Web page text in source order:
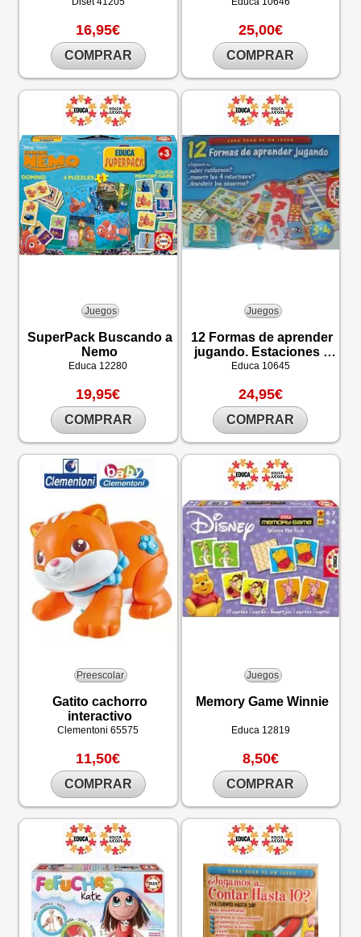
16,95€
COMPRAR
25,00€
COMPRAR
Juegos
SuperPack Buscando a
Nemo
Educa 12280
19,95€
COMPRAR
Juegos
12 Formas de aprender
jugando. Estaciones y
Números
Educa 10645
24,95€
COMPRAR
Preescolar
Gatito cachorro
interactivo
Clementoni65575
11,50€
COMPRAR
Juegos
Memory Game Winnie
Educa 12819
8,50€
COMPRAR